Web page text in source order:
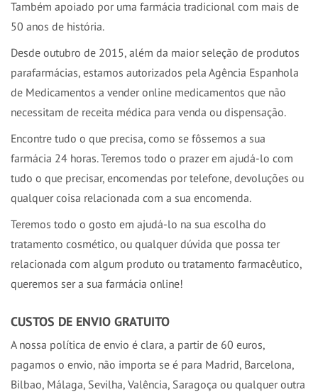
Também apoiado por uma farmácia tradicional com mais de
50 anos de história.
Desde outubro de 2015, além da maior seleção de produtos
parafarmácias, estamos autorizados pela Agência Espanhola
de Medicamentos a vender online medicamentos que não
necessitam de receita médica para venda ou dispensação.
Encontre tudo o que precisa, como se fôssemos a sua
farmácia 24 horas. Teremos todo o prazer em ajudá-lo com
tudo o que precisar, encomendas por telefone, devoluções ou
qualquer coisa relacionada com a sua encomenda.
Teremos todo o gosto em ajudá-lo na sua escolha do
tratamento cosmético, ou qualquer dúvida que possa ter
relacionada com algum produto ou tratamento farmacêutico,
queremos ser a sua farmácia online!
CUSTOS DE ENVIO GRATUITO
A nossa política de envio é clara, a partir de 60 euros,
pagamos o envio, não importa se é para Madrid, Barcelona, ​​​​
Bilbao, Málaga, Sevilha, Valência, Saragoça ou qualquer outra